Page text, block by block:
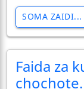
SOMA ZAIDI...
Faida za
chochote.